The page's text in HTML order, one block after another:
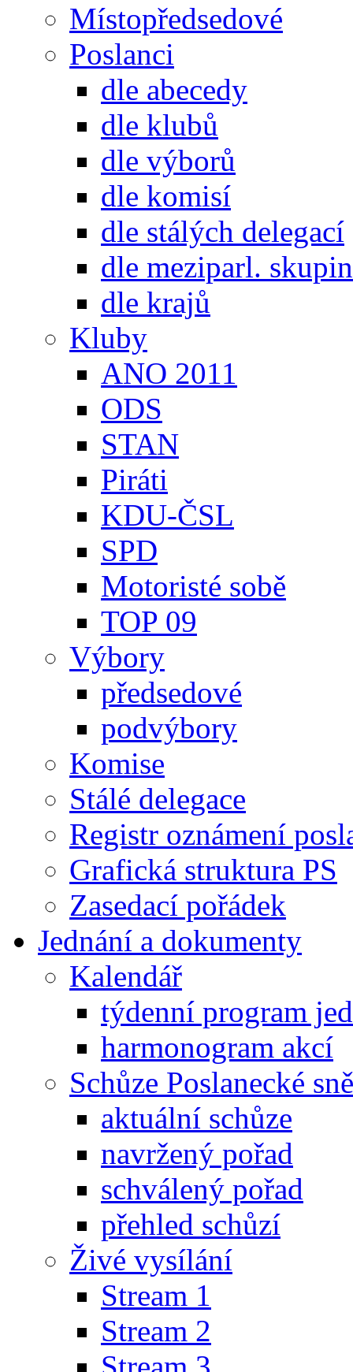
Místopředsedové
Poslanci
dle abecedy
dle klubů
dle výborů
dle komisí
dle stálých delegací
dle meziparl. skupin
dle krajů
Kluby
ANO 2011
ODS
STAN
Piráti
KDU-ČSL
SPD
Motoristé sobě
TOP 09
Výbory
předsedové
podvýbory
Komise
Stálé delegace
Registr oznámení
Grafická struktura PS
Zasedací pořádek
Jednání a dokumenty
Kalendář
týdenní program
harmonogram akcí
Schůze Poslanecké
aktuální schůze
navržený pořad
schválený pořad
přehled schůzí
Živé vysílání
Stream 1
Stream 2